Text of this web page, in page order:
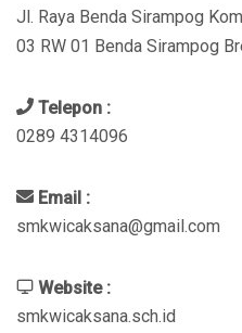
Jl. Raya Benda Sirampog
03 RW 01 Benda Sirampog
Telepon :
0289 4314096
Email :
smkwicaksana@gmail.com
Website :
smkwicaksana.sch.id